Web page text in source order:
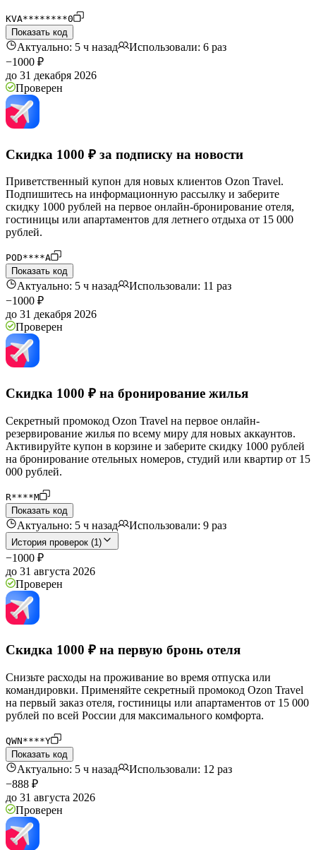
KVA********0
Показать код
Актуально: 5 ч назад
Использовали: 6 раз
−1000 ₽
до 31 декабря 2026
Проверен
Скидка 1000 ₽ за подписку на новости
Приветственный купон для новых клиентов Ozon Travel.
Подпишитесь на информационную рассылку и заберите
скидку 1000 рублей на первое онлайн-бронирование отеля,
гостиницы или апартаментов для летнего отдыха от 15 000
рублей.
POD****A
Показать код
Актуально: 5 ч назад
Использовали: 11 раз
−1000 ₽
до 31 декабря 2026
Проверен
Скидка 1000 ₽ на бронирование жилья
Секретный промокод Ozon Travel на первое онлайн-
резервирование жилья по всему миру для новых аккаунтов.
Активируйте купон в корзине и заберите скидку 1000 рублей
на бронирование отельных номеров, студий или квартир от 15
000 рублей.
R****M
Показать код
Актуально: 5 ч назад Использовали: 9 раз
История проверок (1)
−1000 ₽
до 31 августа 2026
Проверен
Скидка 1000 ₽ на первую бронь отеля
Снизьте расходы на проживание во время отпуска или
командировки. Применяйте секретный промокод Ozon Travel
на первый заказ отеля, гостиницы или апартаментов от 15 000
рублей по всей России для максимального комфорта.
QWN****Y
Показать код
Актуально: 5 ч назад
Использовали: 12 раз
−888 ₽
до 31 августа 2026
Проверен